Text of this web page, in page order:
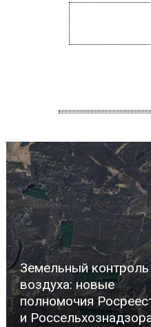
Земельный
воздуха: новые
полномочия
и